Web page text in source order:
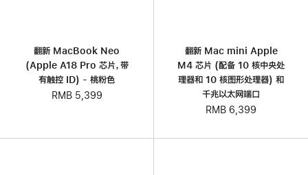
翻新 MacBook Neo
(Apple A18 Pro 芯片，带
有触控 ID) - 桃粉色
RMB 5,399
翻新 Mac mini Apple
M4 芯片 (配备 10 核中央处
理器和 10 核图形处理器) 和
千兆以太网端口
RMB 6,399